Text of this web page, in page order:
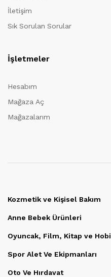
İletişim
Sık Sorulan Sorular
İşletmeler
Hesabım
Mağaza Aç
Mağazalarım
Kozmetik ve Kişisel Bakım
Anne Bebek Ürünleri
Oyuncak, Film, Kitap ve Hobi
Spor Alet Ve Ekipmanları
Oto Ve Hırdavat